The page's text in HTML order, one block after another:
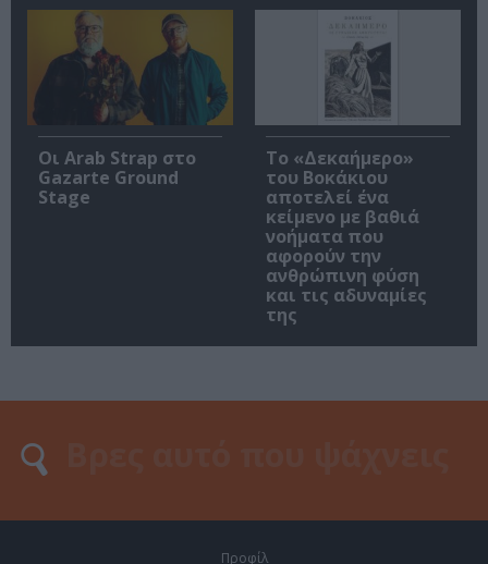
Οι Arab Strap στο
Gazarte Ground
Stage
Το «Δεκαήμερο»
του Βοκάκιου
αποτελεί ένα
κείμενο με βαθιά
νοήματα που
αφορούν την
ανθρώπινη φύση
και τις αδυναμίες
της
Προφίλ